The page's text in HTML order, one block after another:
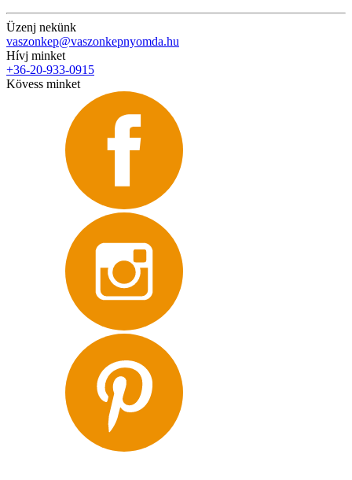
Üzenj nekünk
vaszonkep@vaszonkepnyomda.hu
Hívj minket
+36-20-933-0915
Kövess minket